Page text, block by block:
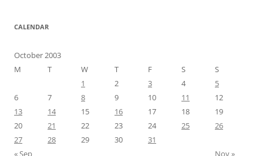
CALENDAR
October 2003
M
T W T F S
S
1
2 3 4
5
6
7 8 9 10 11
12
13
14 15 16 17 18
19
20
21 22 23 24 25
26
27
28 29 30
31
« Sep
Nov »